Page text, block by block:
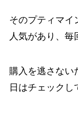
そのプティマイ
人気があり、毎
購入を逃さない
日はチェックし